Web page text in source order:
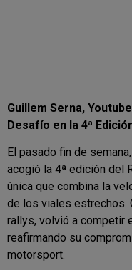
Guillem Serna,
Desafío en la 4ª
El pasado fin de
acogió la 4ª edición del
única que combina la
de los viales estrechos.
rallys, volvió a competir
reafirmando su
motorsport.